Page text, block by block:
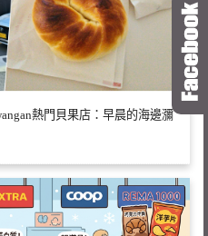
熱門貝果店：早晨的海邊瀰